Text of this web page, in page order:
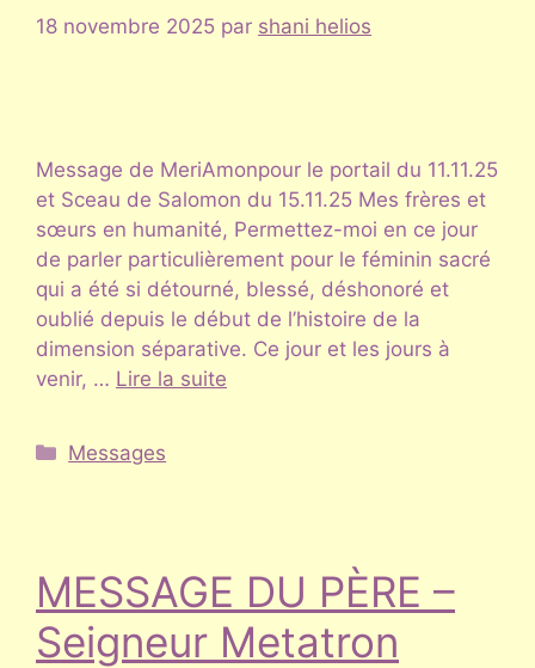
18 novembre 2025 par shani helios
Message de MeriAmonpour le portail du 11.11.25
et Sceau de Salomon du 15.11.25 Mes frères et
sœurs en humanité, Permettez-moi en ce jour
de parler particulièrement pour le féminin sacré
qui a été si détourné, blessé, déshonoré et
oublié depuis le début de l’histoire de la
dimension séparative. Ce jour et les jours à
venir, … Lire la suite
Catégories
Messages
MESSAGE DU PÈRE –
Seigneur Metatron